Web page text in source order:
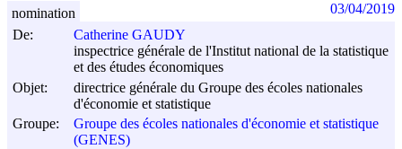
De:
Catherine GAUDY
inspectrice générale de l'Institut national de la statistique
et des études économiques
Objet:
directrice générale du Groupe des écoles nationales
d'économie et statistique
Groupe:
Groupe des écoles nationales d'économie et statistique
(GENES)
nomination 03/04/2019